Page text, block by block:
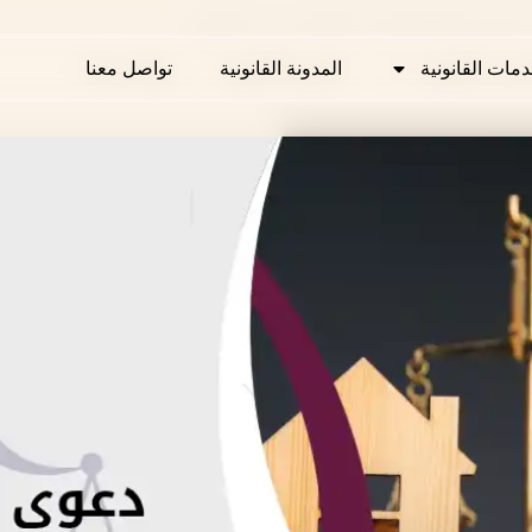
القانونية المدونة القانونية تواصل معنا القانونية المدونة القانونية تواصل معنا